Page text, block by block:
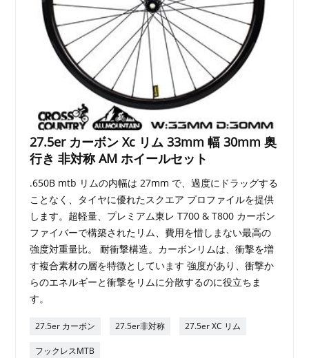
27.5er カーボン Xc リム 33mm 幅 30mm 奥
行き 非対称 AM ホイールセット
.650B mtb リムの内幅は 27mm で、過度にドラッグする
ことなく、タイヤに優れたスクエア プロファイルを提供
します。超軽量、プレミアム東レ T700 & T800 カーボン
ファイバーで構築されたリム、費用を惜しまない最高の
強度対重量比。 耐衝撃構造。カーボンリムは、衝撃を増
す複合素材の層を特徴としています 強度があり、衝撃か
らのエネルギーと衝撃をリムに分散するのに役立ちま
す。
27.5er カーボン 27.5er非対称 27.5er XC リム
フックレスMTB